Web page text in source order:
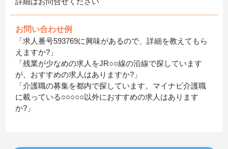
お問い合わせ例
「求人番号593769に興味があるので、詳細を教えてもら
えますか?」
「残業が少なめの求人をJR○○線の沿線で探しています
が、おすすめの求人はありますか?」
「介護職の募集を都内で探しています。マイナビ介護職
に載っている○○○○○以外におすすめの求人はあります
か?」